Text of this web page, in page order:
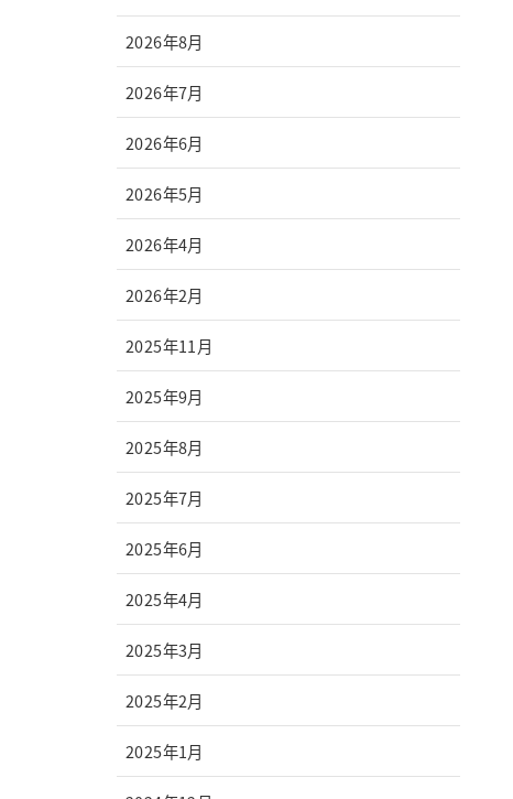
2026年8月
2026年7月
2026年6月
2026年5月
2026年4月
2026年2月
2025年11月
2025年9月
2025年8月
2025年7月
2025年6月
2025年4月
2025年3月
2025年2月
2025年1月